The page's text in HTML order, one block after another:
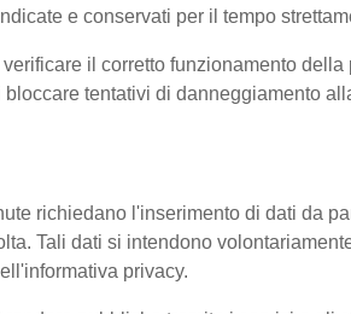
e conservati per il tempo
il corretto funzionamento
tentativi di danneggiamento
richiedano l'inserimento di dati da
Tali dati si intendono
privacy.